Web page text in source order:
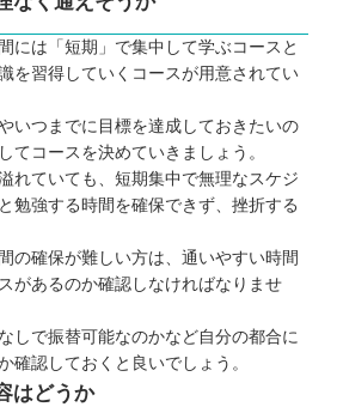
には「短期」で集中して学ぶコースと
を習得していくコースが用意されてい
いつまでに目標を達成しておきたいの
てコースを決めていきましょう。
れていても、短期集中で無理なスケジ
勉強する時間を確保できず、挫折する
の確保が難しい方は、通いやすい時間
があるのか確認しなければなりませ
しで振替可能なのかなど自分の都合に
確認しておくと良いでしょう。
はどうか